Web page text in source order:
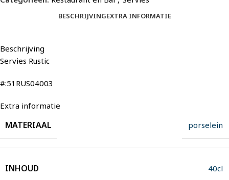
BESCHRIJVINGEXTRA INFORMATIE
Beschrijving
Servies Rustic
#:51RUS04003
Extra informatie
MATERIAAL porselein
INHOUD 40cl